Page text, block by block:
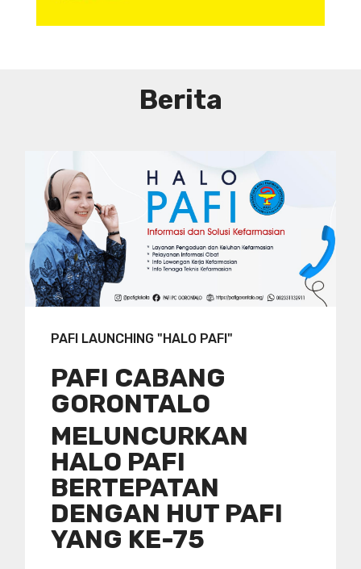
Berita
PAFI LAUNCHING "HALO PAFI"
PAFI CABANG
GORONTALO
MELUNCURKAN
HALO PAFI
BERTEPATAN
DENGAN HUT PAFI
YANG KE-75